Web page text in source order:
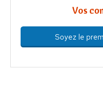
Vos
Soyez le